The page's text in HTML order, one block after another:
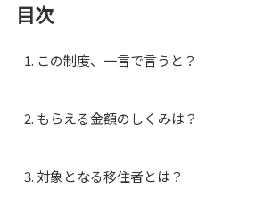
目次
この制度、一言で言うと？
もらえる金額のしくみは？
対象となる移住者とは？